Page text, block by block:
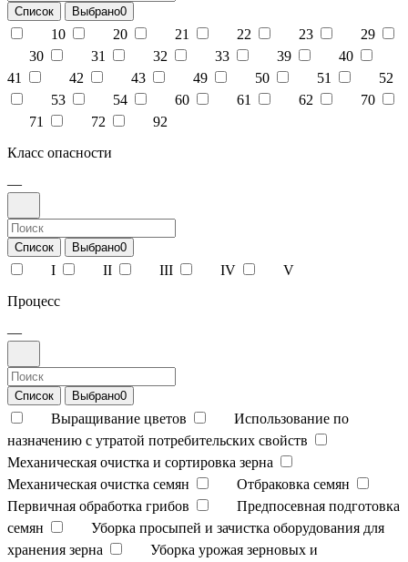
Список Выбрано0
10 20 21 22 23
29
30
31 32 33 39
40
41
42 43 49 50 51
52
53
54 60 61 62
70
71
72
92
Класс опасности
—
Список Выбрано0
I II III IV
V
Процесс
—
Список Выбрано0
Выращивание цветов
Использование по
назначению с утратой потребительских свойств
Механическая очистка и сортировка зерна
Механическая очистка семян
Отбраковка семян
Первичная обработка грибов
Предпосевная подготовка
семян
Уборка просыпей и зачистка оборудования для
хранения зерна
Уборка урожая зерновых и